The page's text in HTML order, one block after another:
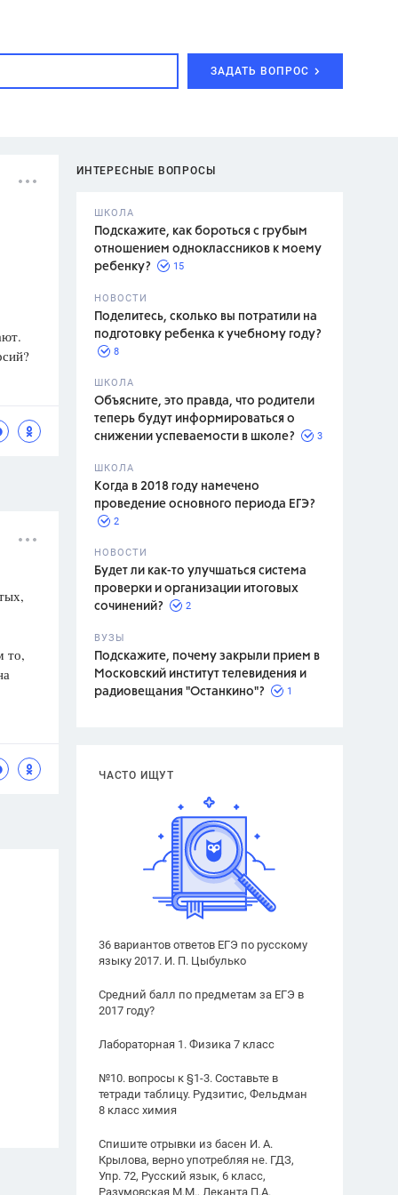
ЗАДАТЬ ВОПРОС
ИНТЕРЕСНЫЕ ВОПРОСЫ
ШКОЛА
Подскажите, как бороться с грубым
отношением одноклассников к моему
ребенку?
15
НОВОСТИ
Поделитесь, сколько вы потратили на
подготовку ребенка к учебному году?
8
ШКОЛА
Объясните, это правда, что родители
теперь будут информироваться о
снижении успеваемости в школе?
3
ШКОЛА
Когда в 2018 году намечено
проведение основного периода ЕГЭ?
2
НОВОСТИ
Будет ли как-то улучшаться система
проверки и организации итоговых
сочинений?
2
ВУЗЫ
Подскажите, почему закрыли прием в
Московский институт телевидения и
радиовещания "Останкино"?
1
ЧАСТО ИЩУТ
36 вариантов ответов ЕГЭ по русскому
языку 2017. И. П. Цыбулько
Средний балл по предметам за ЕГЭ в
2017 году?
Лабораторная 1. Физика 7 класс
№10. вопросы к §1-3. Составьте в
тетради таблицу. Рудзитис, Фельдман
8 класс химия
Спишите отрывки из басен И. А.
Крылова, верно употребляя не. ГДЗ,
Упр. 72, Русский язык, 6 класс,
Разумовская М.М., Леканта П.А.
то,